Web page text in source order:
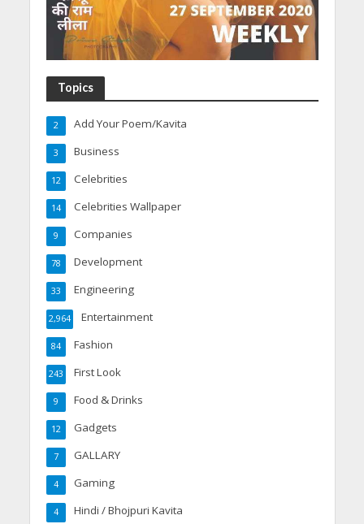
Topics
Add Your Poem/Kavita
2
Business
3
Celebrities
12
Celebrities Wallpaper
14
Companies
9
Development
78
Engineering
33
Entertainment
2,964
Fashion
84
First Look
243
Food & Drinks
9
Gadgets
12
GALLARY
7
Gaming
4
Hindi / Bhojpuri Kavita
4